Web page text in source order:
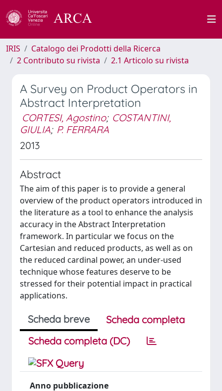
IRIS
Catalogo dei Prodotti della Ricerca
2 Contributo su rivista
2.1 Articolo su rivista
A Survey on Product Operators in
Abstract Interpretation
CORTESI, Agostino; COSTANTINI,
GIULIA; P. FERRARA
2013
Abstract
The aim of this paper is to provide a general
overview of the product operators introduced in
the literature as a tool to enhance the analysis
accuracy in the Abstract Interpretation
framework. In particular we focus on the
Cartesian and reduced products, as well as on
the reduced cardinal power, an under-used
technique whose features deserve to be
stressed for their potential impact in practical
applications.
Scheda breve
Scheda completa
Scheda completa (DC)
Anno pubblicazione